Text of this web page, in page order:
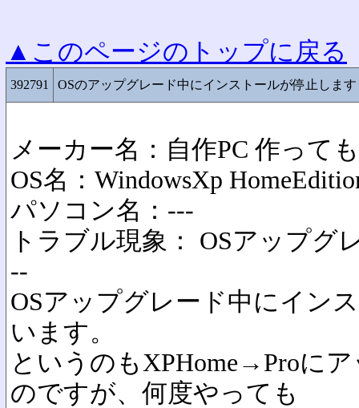
▲このページのトップに戻る
392791 OSのアップグレード中にインストールが停止します
メーカー名：自作PC 作って
OS名：WindowsXp
パソコン名：---
トラブル現象： OSアップグ
--
OSアップグレード中にイン
います。
というのもXPHome→Proに
のですが、何度やっても